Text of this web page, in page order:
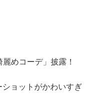
めコーデ」披露！
ョットがかわいすぎ